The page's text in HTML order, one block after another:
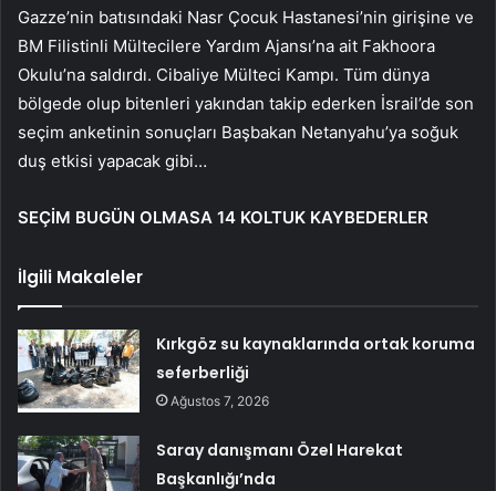
Gazze’nin batısındaki Nasr Çocuk Hastanesi’nin girişine ve
BM Filistinli Mültecilere Yardım Ajansı’na ait Fakhoora
Okulu’na saldırdı. Cibaliye Mülteci Kampı. Tüm dünya
bölgede olup bitenleri yakından takip ederken İsrail’de son
seçim anketinin sonuçları Başbakan Netanyahu’ya soğuk
duş etkisi yapacak gibi…
SEÇİM BUGÜN OLMASA 14 KOLTUK KAYBEDERLER
İlgili Makaleler
Kırkgöz su kaynaklarında ortak koruma
seferberliği
Ağustos 7, 2026
Saray danışmanı Özel Harekat
Başkanlığı’nda